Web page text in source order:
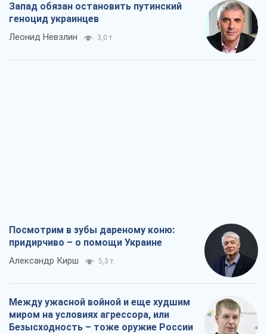
Запад обязан остановить путинский
геноцид украинцев
Леонид Невзлин 3,0 т.
Посмотрим в зубы дареному коню:
придирчиво – о помощи Украине
Александр Кирш 5,3 т.
Между ужасной войной и еще худшим
миром на условиях агрессора, или
Безысходность – тоже оружие России